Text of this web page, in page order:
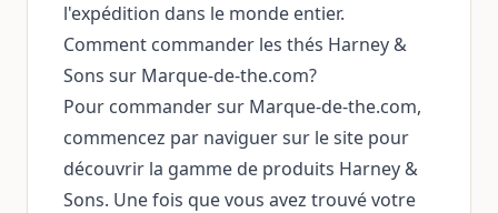
l'expédition dans le monde entier.
Comment commander les thés Harney &
Sons sur Marque-de-the.com?
Pour commander sur Marque-de-the.com,
commencez par naviguer sur le site pour
découvrir la gamme de produits Harney &
Sons. Une fois que vous avez trouvé votre